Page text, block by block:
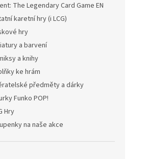
The Legendary Card Game EN
karetní hry (i LCG)
hry
a barvení
a knihy
ke hrám
předměty a dárky
Funko POP!
Hry
na naše akce